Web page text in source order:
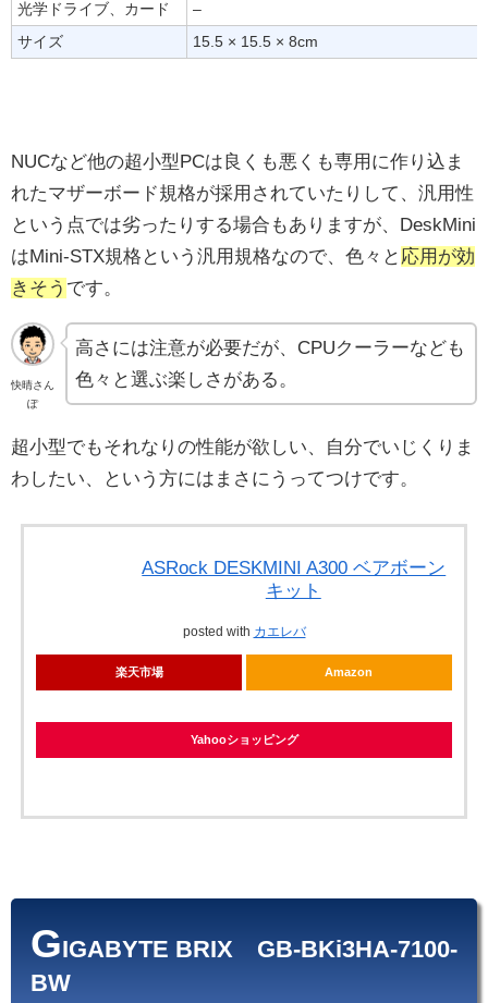
光学ドライブ、カード
–
サイズ
15.5 × 15.5 × 8cm
NUCなど他の超小型PCは良くも悪くも専用に作り込ま
れたマザーボード規格が採用されていたりして、汎用性
という点では劣ったりする場合もありますが、DeskMini
はMini-STX規格という汎用規格なので、色々と 応用が効
きそう です。
快晴さん
ぽ
高さには注意が必要だが、CPUクーラーなども
色々と選ぶ楽しさがある。
超小型でもそれなりの性能が欲しい、自分でいじくりま
わしたい、という方にはまさにうってつけです。
ASRock DESKMINI A300 ベアボーン
キット
posted with カエレバ
楽天市場 Amazon
Yahooショッピング
GIGABYTE BRIX GB-BKi3HA-7100-
BW